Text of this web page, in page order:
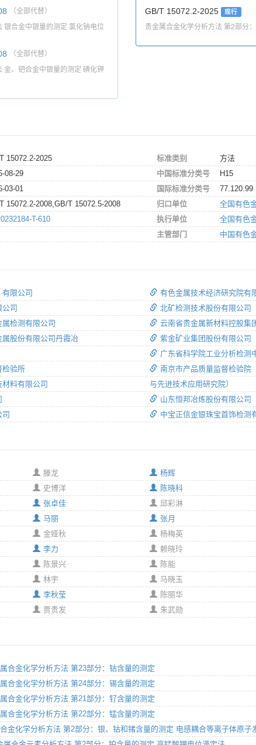
（全部代替）
银合金中银量的测定 氯化钠电位
（全部代替）
金、钯合金中银量的测定 碘化钾
GB/T 15072.2-2025 现行
贵金属合金化学分析方法 第2部分
15072.2-2025
08-29
03-01
15072.2-2008,GB/T 15072.5-2008
T-610
标准类别
方法
中国标准分类号
H15
国际标准分类号
77.120.99
归口单位
全国有色
执行单位
全国有色
主管部门
中国有色
限公司
司
检测有限公司
股份有限公司丹霞冶
检验所
料有限公司
有色金属技术经济研究院有
北矿检测技术股份有限公司
云南省贵金属新材料控股集
紫金矿业集团股份有限公司
广东省科学院工业分析检测
南京市产品质量监督检验院
与先进技术应用研究院）
山东恒邦冶炼股份有限公司
中宝正信金银珠宝首饰检测
滕龙
史博洋
张卓佳
马丽
金娅秋
李力
陈景兴
林宇
李秋莹
贾贵发
杨辉
陈晓科
邱彩淋
张月
杨梅英
赖晓玲
陈能
马晓玉
陈丽华
朱武勋
合金化学分析方法 第23部分：钴含量的测定
合金化学分析方法 第24部分：锡含量的测定
合金化学分析方法 第21部分：钌含量的测定
合金化学分析方法 第22部分：锰含量的测定
金化学分析方法 第2部分：银、钴和锗含量的测定 电感耦合等离子体原子